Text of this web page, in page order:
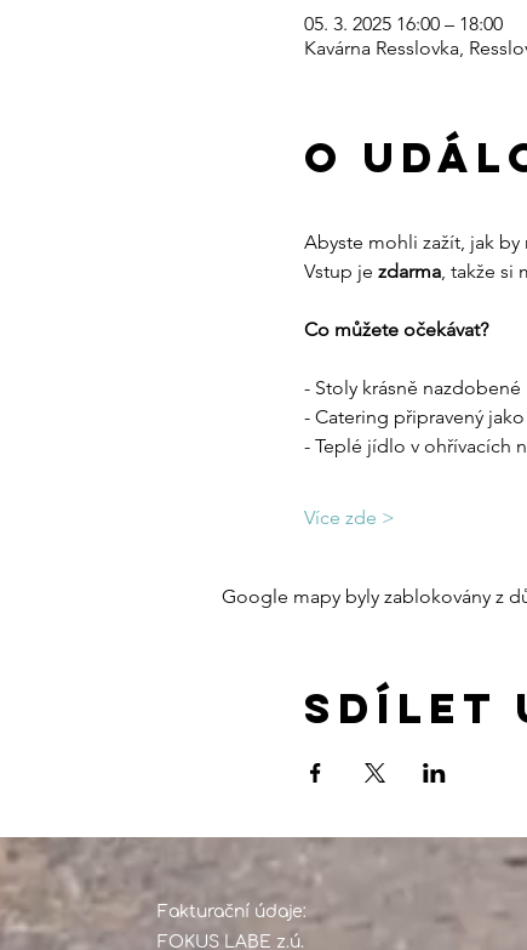
05. 3. 2025 16:00 – 18:00
Kavárna Resslovka,
O
Abyste mohli zažít, jak by
Vstup je zdarma, takže si
Co můžete očekávat?
- Stoly krásně nazdobené
- Catering připravený
- Teplé jídlo v ohřívacích
Více zde >
Google mapy byly zablokovány z
Sdílet
Fakturační údaje:
FOKUS LABE z.ú.